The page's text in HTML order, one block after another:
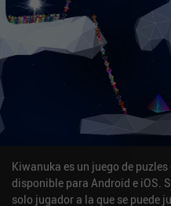
soluciones permanecen
coleccionables que descubrir y
los que obtenemos por completar
juego premium con un precio
dólares en iOS, sin iAPs ni anuncios
los puzles sencillos y
movimientos, Globs merece
cuantas docenas de niveles de
[Consulta nuestra lista de los
para móvil]
Kiwanuka es un juego de
disponible para Android e iOS.
solo jugador a la que se puede